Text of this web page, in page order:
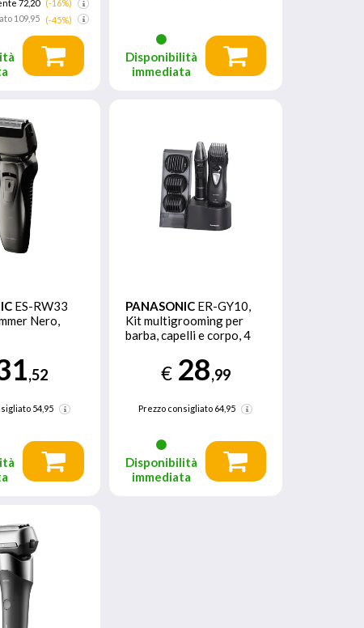
72,20 (-16%)
109,95 (-45%)
Disponibilità
immediata
ES-RW33
Nero,
,52
54,95
PANASONIC ER-GY10,
Kit multigrooming per
barba, capelli e corpo, 4
Wet&Dry, Nero/Silver
€ 28,99
Prezzo consigliato 64,95
Disponibilità
immediata